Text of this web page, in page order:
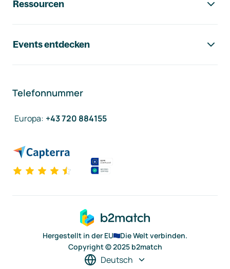
Ressourcen
Events entdecken
Telefonnummer
Europa: +43 720 884155
Hergestellt in der EU
Die Welt verbinden.
Copyright © 2025 b2match
Deutsch